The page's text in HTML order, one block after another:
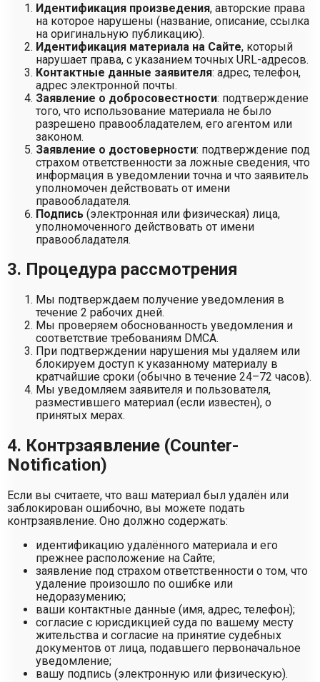
Идентификация произведения, авторские права
на которое нарушены (название, описание, ссылка
на оригинальную публикацию).
Идентификация материала на Сайте, который
нарушает права, с указанием точных URL-адресов.
Контактные данные заявителя: адрес, телефон,
адрес электронной почты.
Заявление о добросовестности: подтверждение
того, что использование материала не было
разрешено правообладателем, его агентом или
законом.
Заявление о достоверности: подтверждение под
страхом ответственности за ложные сведения, что
информация в уведомлении точна и что заявитель
уполномочен действовать от имени
правообладателя.
Подпись (электронная или физическая) лица,
уполномоченного действовать от имени
правообладателя.
3. Процедура рассмотрения
Мы подтверждаем получение уведомления в
течение 2 рабочих дней.
Мы проверяем обоснованность уведомления и
соответствие требованиям DMCA.
При подтверждении нарушения мы удаляем или
блокируем доступ к указанному материалу в
кратчайшие сроки (обычно в течение 24–72 часов).
Мы уведомляем заявителя и пользователя,
разместившего материал (если известен), о
принятых мерах.
4. Контрзаявление (Counter-
Notification)
Если вы считаете, что ваш материал был удалён или
заблокирован ошибочно, вы можете подать
контрзаявление. Оно должно содержать:
идентификацию удалённого материала и его
прежнее расположение на Сайте;
заявление под страхом ответственности о том, что
удаление произошло по ошибке или
недоразумению;
ваши контактные данные (имя, адрес, телефон);
согласие с юрисдикцией суда по вашему месту
жительства и согласие на принятие судебных
документов от лица, подавшего первоначальное
уведомление;
вашу подпись (электронную или физическую).